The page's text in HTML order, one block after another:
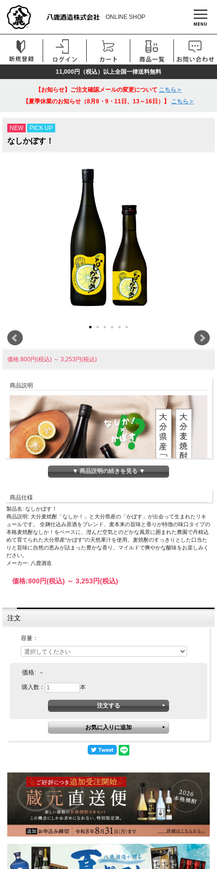
ONLINE SHOP
11,000円（税込）以上全国一律送料無料
【お知らせ】ご注文確認メールの変更について こちら＞
【夏季休業のお知らせ（8月8・9・11日、13～16日）】
こちら＞
NEW PICK UP
なしかぼす！
価格:800円(税込) ～ 3,253円(税込)
商品説明
▼ 商品説明の続きを見る ▼
商品仕様
製品名: なしかぼす！
商品説明: 大分麦焼酎「なしか！」と大分県産の「かぼす」が出会って生まれたリキ
ュールです。 全麹仕込み原酒をブレンド、麦本来の旨味と香りが特徴の味口タイプの
本格麦焼酎なしか！をベースに、澄んだ空気とのどかな風景に囲まれた農園で丹精込
めて育てられた大分県産“かぼす”の天然果汁を使用。麦焼酎のすっきりとした口当た
りと旨味に自然の恵みが詰まった豊かな香り、マイルドで爽やかな酸味をお楽しみく
ださい。
メーカー: 八鹿酒造
価格:800円(税込) ～ 3,253円(税込)
注文
容量：
価格: －
購入数： 本